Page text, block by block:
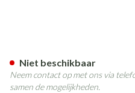
Niet beschikbaar
Neem contact op met ons via
samen de mogelijkheden.